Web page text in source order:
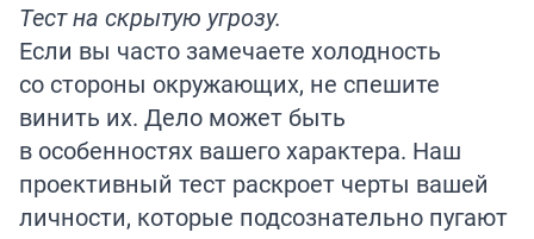
Тест на скрытую угрозу.
Если вы часто замечаете холодность
со стороны окружающих, не спешите
винить их. Дело может быть
в особенностях вашего характера. Наш
проективный тест раскроет черты вашей
личности, которые подсознательно пугают